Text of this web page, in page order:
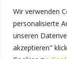
Wir verwenden
personalisierte
unseren
akzeptieren"